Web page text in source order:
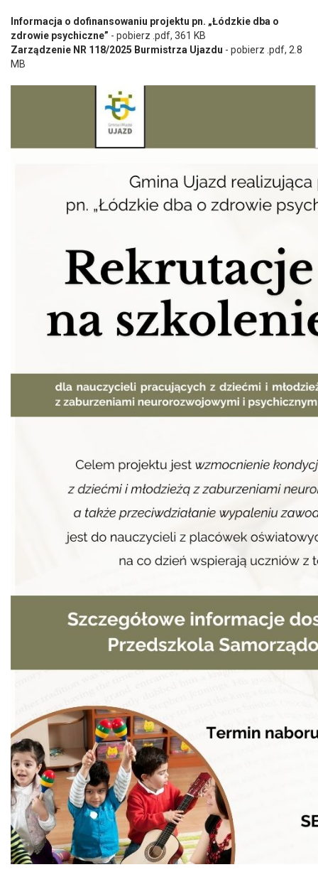
Informacja o dofinansowaniu projektu pn. „Łódzkie dba o
zdrowie psychiczne” - pobierz .pdf, 361 KB
Zarządzenie NR 118/2025 Burmistrza Ujazdu - pobierz .pdf, 2.8
MB